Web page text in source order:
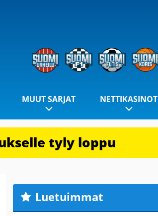
MUUT SARJAT NETTIKASINOT
tyly loppu
Luetuimmat